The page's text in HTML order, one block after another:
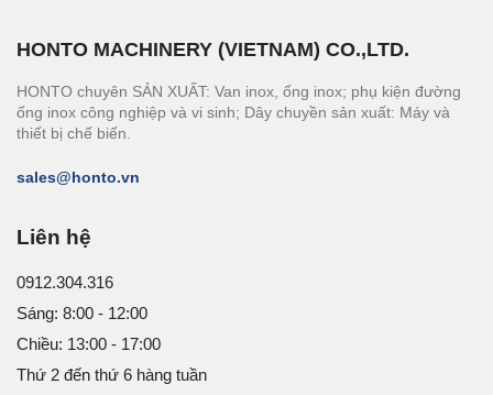
HONTO MACHINERY (VIETNAM) CO.,LTD.
HONTO chuyên SẢN XUẤT: Van inox, ống inox; phụ kiện đường
ống inox công nghiệp và vi sinh; Dây chuyền sản xuất: Máy và
thiết bị chế biến.
sales@honto.vn
Liên hệ
0912.304.316
Sáng: 8:00 - 12:00
Chiều: 13:00 - 17:00
Thứ 2 đến thứ 6 hàng tuần